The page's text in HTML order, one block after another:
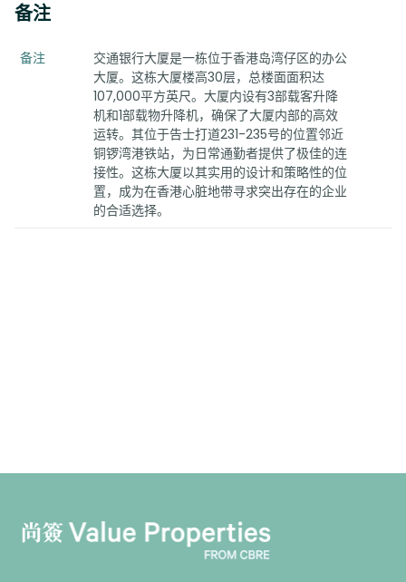
备注
备注
交通银行大厦是一栋位于香港岛湾仔区的办公
大厦。这栋大厦楼高30层，总楼面面积达
107,000平方英尺。大厦内设有3部载客升降
机和1部载物升降机，确保了大厦内部的高效
运转。其位于告士打道231-235号的位置邻近
铜锣湾港铁站，为日常通勤者提供了极佳的连
接性。这栋大厦以其实用的设计和策略性的位
置，成为在香港心脏地带寻求突出存在的企业
的合适选择。